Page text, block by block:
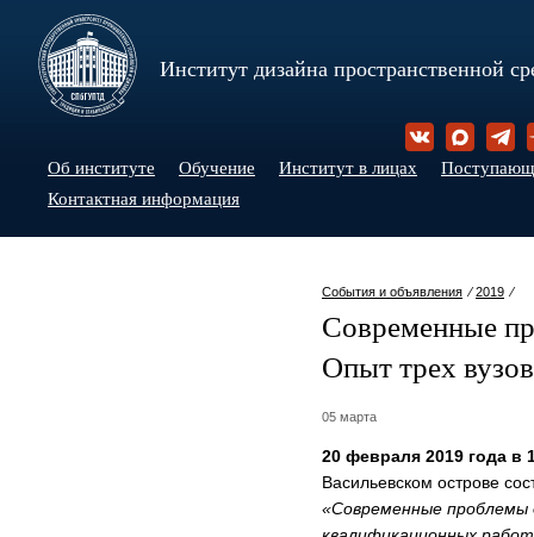
Институт дизайна пространственной
Об институте Обучение Институт в лицах
Контактная информация
События и объявления ⁄2019 ⁄
Современные
Опыт трех
05 марта
20 февраля 2019 года в
Васильевском острове
«Современные проблемы